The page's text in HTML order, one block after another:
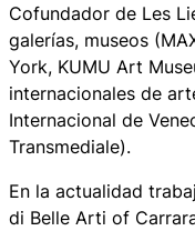
Cofundador de Les
galerías, museos
York, KUMU Art
internacionales de
Internacional de
Transmediale).
En la actualidad
di Belle Arti of